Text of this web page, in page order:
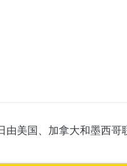
美国、加拿大和墨西哥